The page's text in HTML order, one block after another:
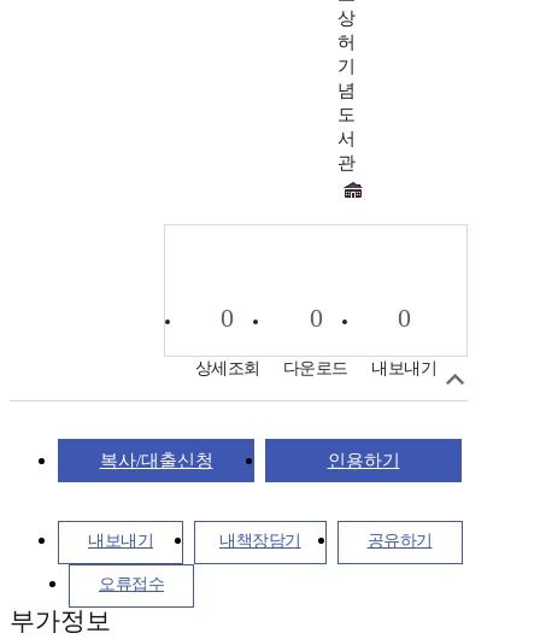
상
허
기
념
도
서
관
0
상세조회
0
다운로드
0
내보내기
복사/대출신청 인용하기
내보내기 내책장담기 공유하기
오류접수
부가정보